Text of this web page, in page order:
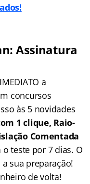
Assinatura
a
concursos
às 5 novidades
1 clique, Raio-
Comentada
o teste por 7 dias. O
sua preparação!
de volta!